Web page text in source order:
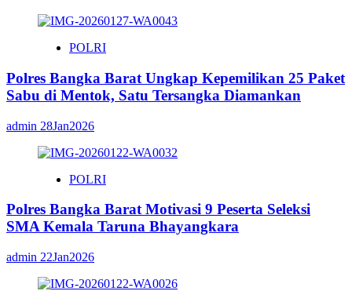
POLRI
Polres Bangka Barat Ungkap Kepemilikan 25 Paket
Sabu di Mentok, Satu Tersangka Diamankan
admin 28Jan2026
POLRI
Polres Bangka Barat Motivasi 9 Peserta Seleksi
SMA Kemala Taruna Bhayangkara
admin 22Jan2026